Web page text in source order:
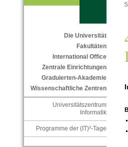
Die Universität
Fakultäten
International Office
Zentrale Einrichtungen
Graduierten-Akademie
Wissenschaftliche Zentren
Universitätszentrum
Informatik
Programme der (IT)²-Tage